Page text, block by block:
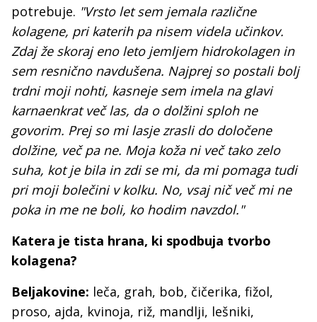
potrebuje. "Vrsto let sem jemala različne
kolagene, pri katerih pa nisem videla učinkov.
Zdaj že skoraj eno leto jemljem hidrokolagen in
sem resnično navdušena. Najprej so postali bolj
trdni moji nohti, kasneje sem imela na glavi
karnaenkrat več las, da o dolžini sploh ne
govorim. Prej so mi lasje zrasli do določene
dolžine, več pa ne. Moja koža ni več tako zelo
suha, kot je bila in zdi se mi, da mi pomaga tudi
pri moji bolečini v kolku. No, vsaj nič več mi ne
poka in me ne boli, ko hodim navzdol."
Katera je tista hrana, ki spodbuja tvorbo
kolagena?
Beljakovine: leča, grah, bob, čičerika, fižol,
proso, ajda, kvinoja, riž, mandlji, lešniki,